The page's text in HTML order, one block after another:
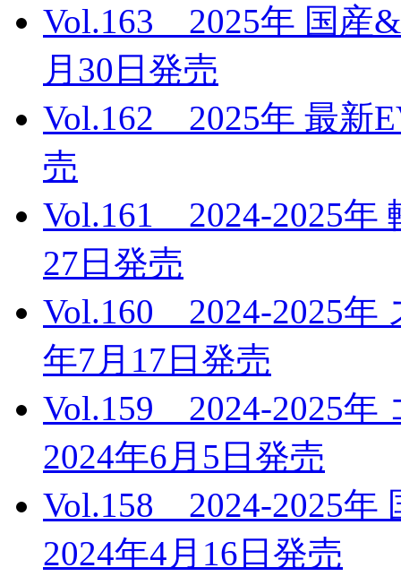
Vol.163 2025年 国産
月30日発売
Vol.162 2025年 最新
売
Vol.161 2024-2025年
27日発売
Vol.160 2024-2025
年7月17日発売
Vol.159 2024-2025
2024年6月5日発売
Vol.158 2024-2025
2024年4月16日発売